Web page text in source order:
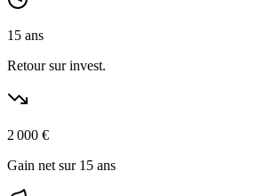
15 ans
Retour sur invest.
2 000 €
Gain net sur 15 ans